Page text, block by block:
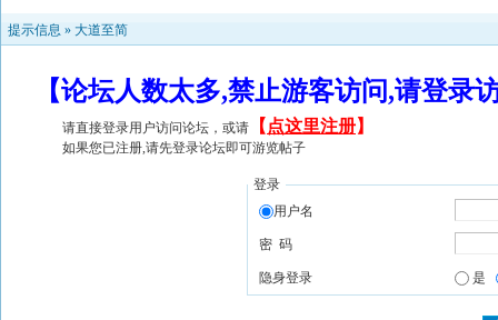
提示信息 » 大道至简
【论坛人数太多,禁止游客访问,请登
请直接登录用户访问论坛，或请 【 点这里注册】
如果您已注册,请先登录论坛即可游览帖子
登录
用户名
密 码
隐身登录 是